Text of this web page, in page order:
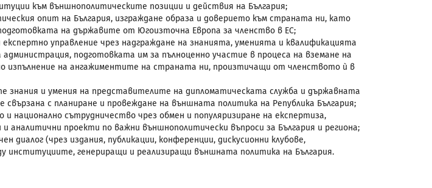
към външнополитическите позиции и действия на България;
опит на България, изграждане образа и доверието към страната ни, като
на държавите от Югоизточна Европа за членство в ЕС;
управление чрез надграждане на знанията, уменията и квалификацията
подготовката им за пълноценно участие в процеса на вземане на
изпълнение на ангажиментите на страната ни, произтичащи от членството ѝ в
знания и умения на представителите на дипломатическата служба и държавната
с планиране и провеждане на външната политика на Република България;
национално сътрудничество чрез обмен и популяризиране на експертиза,
и аналитични проекти по важни външнополитически въпроси за България и региона;
диалог (чрез издания, публикации, конференции, дискусионни клубове,
институциите, генериращи и реализиращи външната политика на България.